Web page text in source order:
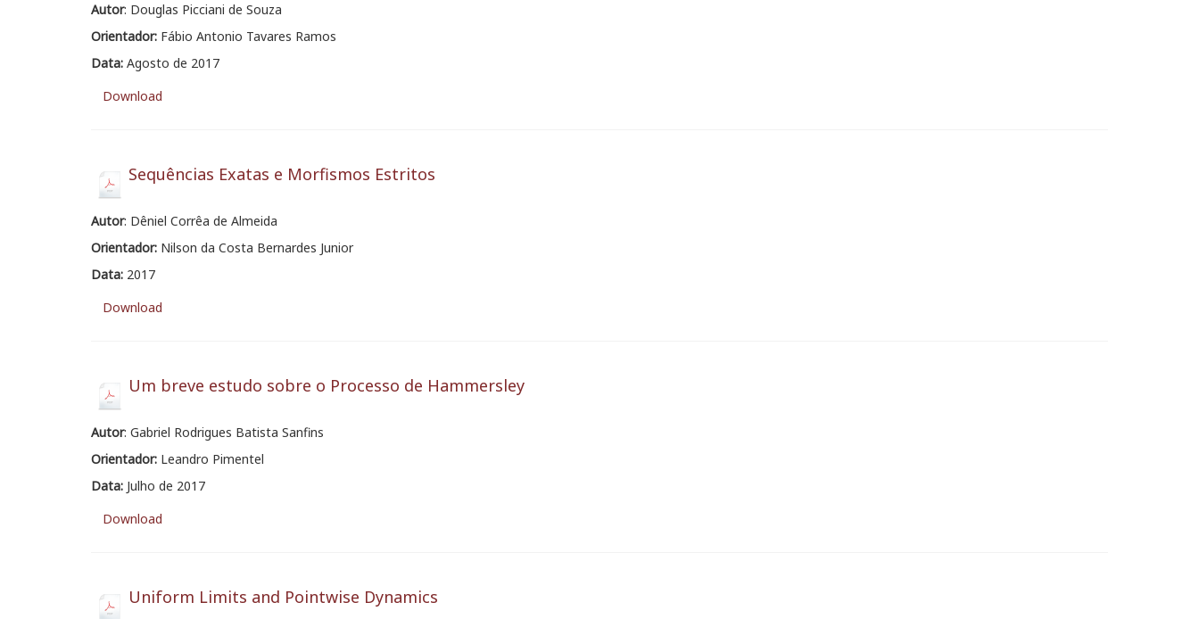
Autor: Douglas Picciani de Souza
Orientador: Fábio Antonio Tavares Ramos
Data: Agosto de 2017
Download
Sequências Exatas e Morfismos Estritos
Autor: Dêniel Corrêa de Almeida
Orientador: Nilson da Costa Bernardes Junior
Data: 2017
Download
Um breve estudo sobre o Processo de Hammersley
Autor: Gabriel Rodrigues Batista Sanfins
Orientador: Leandro Pimentel
Data: Julho de 2017
Download
Uniform Limits and Pointwise Dynamics